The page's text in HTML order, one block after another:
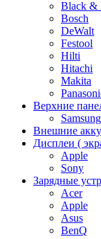
Black &
Bosch
DeWalt
Festool
Hilti
Hitachi
Makita
Верхние
Samsung
Внешние
Дисплеи (
Apple
Sony
Зарядные
Acer
Apple
Asus
BenQ